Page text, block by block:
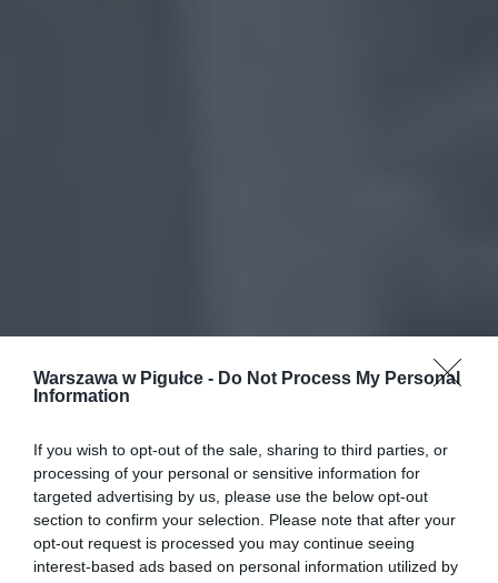
Warszawa w Pigułce - Do Not Process My Personal
Information
If you wish to opt-out of the sale, sharing to third parties, or
processing of your personal or sensitive information for
targeted advertising by us, please use the below opt-out
section to confirm your selection. Please note that after your
opt-out request is processed you may continue seeing
interest-based ads based on personal information utilized by